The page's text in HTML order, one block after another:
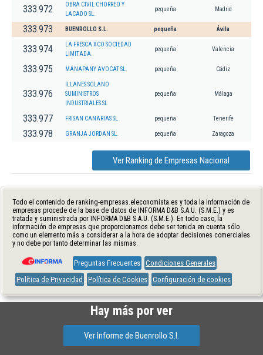
333.972
OBRA CIVIL CHORREO Y
LACADO SL.
pequeña Madrid
333.973 BUENROLLO S.L. pequeña Ávila
333.974
LA FRESCA XCO SOCIEDAD
LIMITADA.
pequeña Valencia
333.975 MANAPANY AVOCAT SL. pequeña Cádiz
333.976
ILLANES SOLANO
SUMINISTROS
INDUSTRIALES SL
pequeña Málaga
333.977 FRISAN CANARIAS SL pequeña Tenerife
333.978 GRANJA JORDAN SL. pequeña Zaragoza
Ver Ranking de Empresas Nacional
Todo el contenido de ranking-empresas.eleconomista.es y toda la información de
empresas procede de la base de datos de INFORMA D&B S.A.U. (S.M.E.) y es
tratada y suministrada por INFORMA D&B S.A.U. (S.M.E.). En todo caso, la
información de empresas que proporcionamos debe ser tenida en cuenta sólo
como un elemento más a considerar a la hora de adoptar decisiones comerciales
y no debe por tanto determinar las mismas.
Preguntas Frecuentes Condiciones Generales
Política de Privacidad
Política de Cookies Configuración de cookies
Hay más por ver
Ver Informe de Buenrollo S.l.